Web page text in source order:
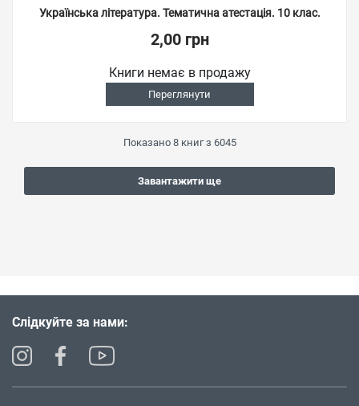
Українська література. Тематична атестація. 10 клас.
2,00 грн
Книги немає в продажу
Переглянути
Показано 8книг з 6045
Завантажити ще
Слідкуйте за нами: